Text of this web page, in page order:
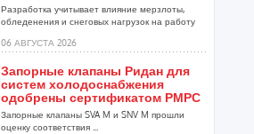
Разработка учитывает влияние мерзлоты,
обледенения и снеговых нагрузок на работу
06 АВГУСТА 2026
Запорные клапаны Ридан для
систем холодоснабжения
одобрены сертификатом РМРС
Запорные клапаны SVA M и SNV M прошли
оценку соответствия ...